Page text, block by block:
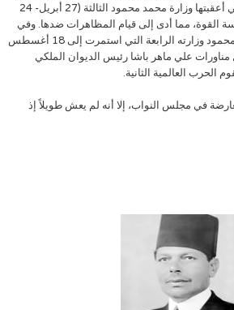
وسيطرت على الانتخابات التي أعقبتها وزارة محمد محمود الثالثة (27 أبريل- 24
سياسة القوة، مما أدى إلى قيام المظاهرات ضدها. وفي
24 يونية 1938 شكل محمد محمود وزارته الرابعة التي استمرت إلى 18 أغسطس
مناورات علي ماهر باشا رئيس الديوان الملكي
الحرب العالمية الثانية.
في مجلس النواب، إلا أنه لم يعش طويلاً إذ